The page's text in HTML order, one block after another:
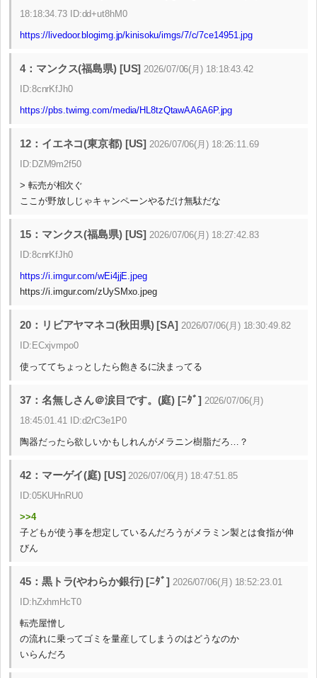
18:18:34.73 ID:dd+ut8hM0
https://livedoor.blogimg.jp/kinisoku/imgs/7/c/7ce14951.jpg
4：マンクス(福島県) [US] 2026/07/06(月) 18:18:43.42
ID:8cnrKfJh0
https://pbs.twimg.com/media/HL8tzQtawAA6A6P.jpg
12：イエネコ(東京都) [US] 2026/07/06(月) 18:26:11.69
ID:DZM9m2f50
> 転売が相次ぐ
ここが野放しじゃキャンペーンやるだけ無駄だな
15：マンクス(福島県) [US] 2026/07/06(月) 18:27:42.83
ID:8cnrKfJh0
https://i.imgur.com/wEi4jjE.jpeg
https://i.imgur.com/zUySMxo.jpeg
20：リビアヤマネコ(秋田県) [SA] 2026/07/06(月) 18:30:49.82
ID:ECxjvmpo0
使っててちょっとしたら飽きるに決まってる
37：名無しさん＠涙目です。(庭) [ﾆﾀﾞ] 2026/07/06(月)
18:45:01.41 ID:d2rC3e1P0
陶器だったら欲しいかもしれんがメラニン樹脂だろ…？
42：マーゲイ(庭) [US] 2026/07/06(月) 18:47:51.85
ID:05KUHnRU0
>>4
子どもが使う事を想定しているんだろうがメラミン製とは食指が伸
びん
45：黒トラ(やわらか銀行) [ﾆﾀﾞ] 2026/07/06(月) 18:52:23.01
ID:hZxhmHcT0
転売屋憎し
の流れに乗ってゴミを量産してしまうのはどうなのか
いらんだろ